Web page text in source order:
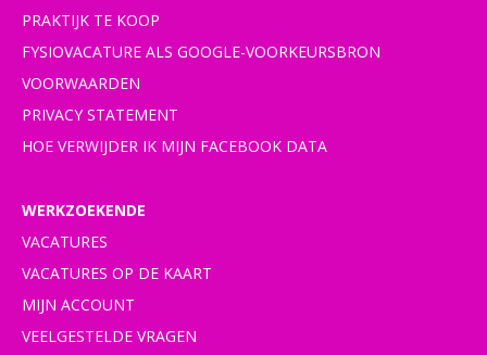
PRAKTIJK TE KOOP
FYSIOVACATURE ALS GOOGLE-VOORKEURSBRON
VOORWAARDEN
PRIVACY STATEMENT
HOE VERWIJDER IK MIJN FACEBOOK DATA
WERKZOEKENDE
VACATURES
VACATURES OP DE KAART
MIJN ACCOUNT
VEELGESTELDE VRAGEN